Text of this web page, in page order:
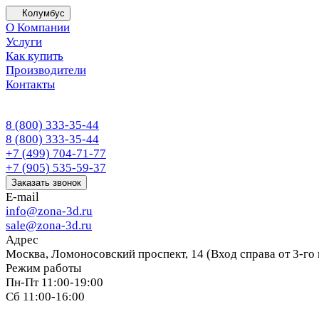
Колумбус
О Компании
Услуги
Как купить
Производители
Контакты
8 (800) 333-35-44
8 (800) 333-35-44
+7 (499) 704-71-77
+7 (905) 535-59-37
Заказать звонок
E-mail
info@zona-3d.ru
sale@zona-3d.ru
Адрес
Москва, Ломоносовский проспект, 14 (Вход справа от 3-го
Режим работы
Пн-Пт 11:00-19:00
Сб 11:00-16:00